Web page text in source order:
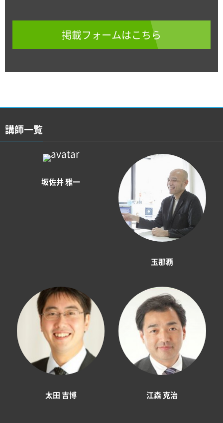
掲載フォームはこちら
講師一覧
坂佐井 雅一
玉那覇
太田 吉博 江森 克治